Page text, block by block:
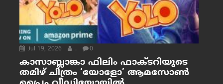
Jul 19, 2026 . 0
കാസാബ്ലാങ്കാ ഫിലിം ഫാക്ടറിയുടെ
തമിഴ് ചിത്രം ‘യോളോ’ ആമസോൺ